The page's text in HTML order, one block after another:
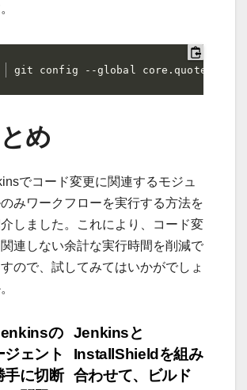
git config --global core.quotepath
め
でコード変更に関連するモジュ
みワークフローを実行する方法を
しました。これにより、コード変
連しない余計な実行時間を削減で
ので、試してみてはいかがでしょ
Jenkinsと
InstallShieldを組み
合わせて、ビルド
の
ジェント
手に切断